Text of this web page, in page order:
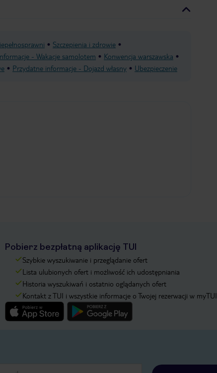
Szczepienia i zdrowie
- Wakacje samolotem
Konwencja warszawska
Przydatne informacje - Dojazd własny Ubezpieczenie
Pobierz bezpłatną aplikację TUI
Szybkie wyszukiwanie i przeglądanie ofert
Lista ulubionych ofert i możliwość ich udostępniania
Historia wyszukiwań i ostatnio oglądanych ofert
Kontakt z TUI i wszystkie informacje o Twojej rezerwacji w myTUI